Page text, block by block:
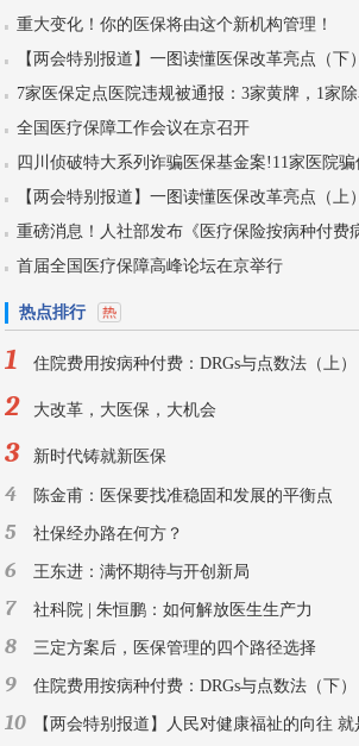
重大变化！你的医保将由这个新机构管理！
【两会特别报道】一图读懂医保改革亮点（下）
7家医保定点医院违规被通报：3家黄牌，1家除
全国医疗保障工作会议在京召开
【两会特别报道】一图读懂医保改革亮点（上）
重磅消息！人社部发布《医疗保险按病种付费
首届全国医疗保障高峰论坛在京举行
热点排行
1 住院费用按病种付费：DRGs与点数法（上）
2 大改革，大医保，大机会
3 新时代铸就新医保
4 陈金甫：医保要找准稳固和发展的平衡点
5 社保经办路在何方？
6 王东进：满怀期待与开创新局
7 社科院 | 朱恒鹏：如何解放医生生产力
8 三定方案后，医保管理的四个路径选择
9 住院费用按病种付费：DRGs与点数法（下）
10 【两会特别报道】人民对健康福祉的向往 就是新